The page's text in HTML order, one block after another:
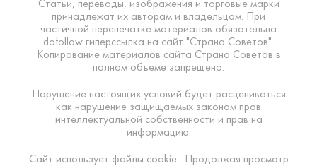
Статьи, переводы, изображения и торговые марки
принадлежат их авторам и владельцам. При
частичной перепечатке материалов обязательна
dofollow гиперссылка на сайт "Страна Советов".
Копирование материалов сайта Страна Советов в
полном объеме запрещено.
Нарушение настоящих условий будет расцениваться
как нарушение защищаемых законом прав
интеллектуальной собственности и прав на
информацию.
Сайт использует файлы cookie . Продолжая просмотр